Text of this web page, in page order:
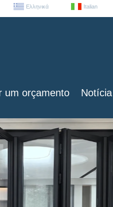
Ελληνικά Italian
um orçamento Notícia